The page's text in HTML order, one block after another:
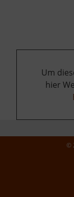
Um
hier
©